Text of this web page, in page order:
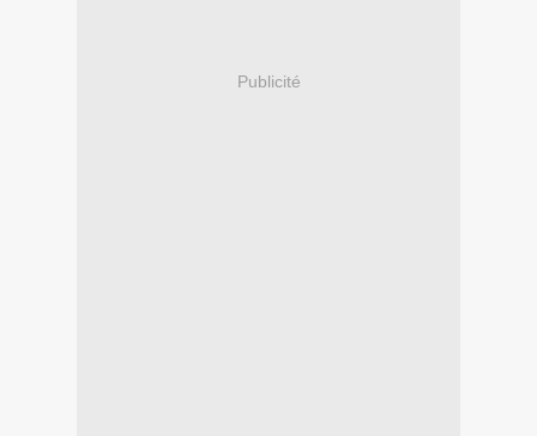
Publicité